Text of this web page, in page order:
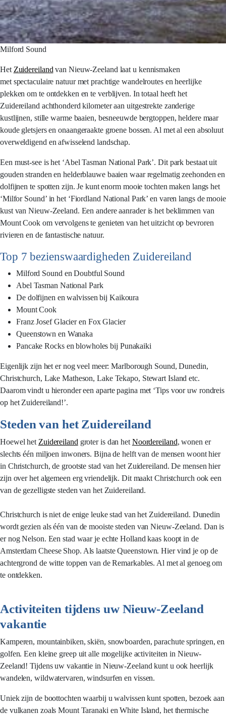
Milford Sound
Het Zuidereiland van Nieuw-Zeeland laat u kennismaken
met spectaculaire natuur met prachtige wandelroutes en heerlijke
plekken om te ontdekken en te verblijven. In totaal heeft het
Zuidereiland achthonderd kilometer aan uitgestrekte zanderige
kustlijnen, stille warme baaien, besneeuwde bergtoppen, heldere maar
koude gletsjers en onaangeraakte groene bossen. Al met al een absoluut
overweldigend en afwisselend landschap.
Een must-see is het ‘Abel Tasman National Park’. Dit park bestaat uit
gouden stranden en helderblauwe baaien waar regelmatig zeehonden en
dolfijnen te spotten zijn. Je kunt enorm mooie tochten maken langs het
‘Milfor Sound’ in het ‘Fiordland National Park’ en varen langs de mooie
kust van Nieuw-Zeeland. Een andere aanrader is het beklimmen van
Mount Cook om vervolgens te genieten van het uitzicht op bevroren
rivieren en de fantastische natuur.
Top 7 bezienswaardigheden Zuidereiland
Milford Sound en Doubtful Sound
Abel Tasman National Park
De dolfijnen en walvissen bij Kaikoura
Mount Cook
Franz Josef Glacier en Fox Glacier
Queenstown en Wanaka
Pancake Rocks en blowholes bij Punakaiki
Eigenlijk zijn het er nog veel meer: Marlborough Sound, Dunedin,
Christchurch, Lake Matheson, Lake Tekapo, Stewart Island etc.
Daarom vindt u hieronder een aparte pagina met ‘Tips voor uw rondreis
op het Zuidereiland!’.
Steden van het Zuidereiland
Hoewel het Zuidereiland groter is dan het Noordereiland, wonen er
slechts één miljoen inwoners. Bijna de helft van de mensen woont hier
in Christchurch, de grootste stad van het Zuidereiland. De mensen hier
zijn over het algemeen erg vriendelijk. Dit maakt Christchurch ook een
van de gezelligste steden van het Zuidereiland.
Christchurch is niet de enige leuke stad van het Zuidereiland. Dunedin
wordt gezien als één van de mooiste steden van Nieuw-Zeeland. Dan is
er nog Nelson. Een stad waar je echte Holland kaas koopt in de
Amsterdam Cheese Shop. Als laatste Queenstown. Hier vind je op de
achtergrond de witte toppen van de Remarkables. Al met al genoeg om
te ontdekken.
Activiteiten tijdens uw Nieuw-Zeeland
vakantie
Kamperen, mountainbiken, skiën, snowboarden, parachute springen, en
golfen. Een kleine greep uit alle mogelijke activiteiten in Nieuw-
Zeeland! Tijdens uw vakantie in Nieuw-Zeeland kunt u ook heerlijk
wandelen, wildwatervaren, windsurfen en vissen.
Uniek zijn de boottochten waarbij u walvissen kunt spotten, bezoek aan
de vulkanen zoals Mount Taranaki en White Island, het thermische